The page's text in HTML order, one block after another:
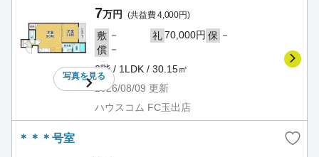
写真を見る
7万円 (共益費 4,000円)
敷 － 礼70,000円 保 －
償 －
2階 / 1LDK / 30.15㎡
2026/08/09 更新
ハウスコム FC玉出店
＊＊＊号室